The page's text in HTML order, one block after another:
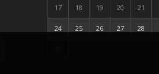
17 18 19 20 21
24 25 26 27 28